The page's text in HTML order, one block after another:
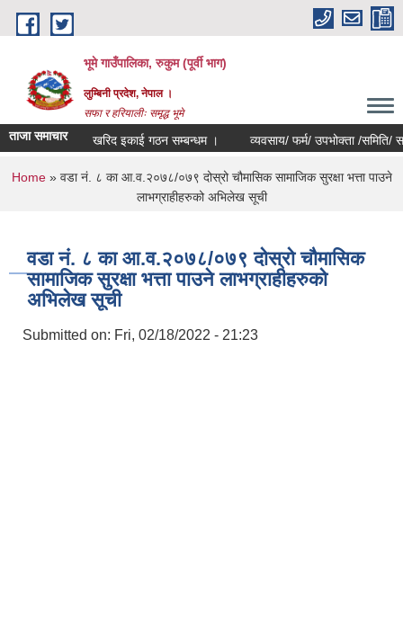
Skip to main content
भूमे गाउँपालिका, रुकुम (पूर्वी भाग)
लुम्बिनी प्रदेश, नेपाल ।
सफा र हरियालीः समृद्ध भूमे
ताजा समाचारखरिद इकाई गठन सम्बन्धम । व्यवसाय/ फर्म/ उपभोक्ता /समिति/ समुह/
You are here
Home» वडा नं. ८ का आ.व.२०७८/०७९ दोस्रो चौमासिक सामाजिक सुरक्षा भत्ता पाउने
लाभग्राहीहरुको अभिलेख सूची
वडा नं. ८ का आ.व.२०७८/०७९ दोस्रो चौमासिक
सामाजिक सुरक्षा भत्ता पाउने लाभग्राहीहरुको
अभिलेख सूची
Submitted on: Fri, 02/18/2022 - 21:23